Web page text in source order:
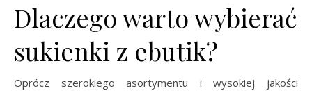
Dlaczego warto wybierać
sukienki z ebutik?
Oprócz szerokiego asortymentu i wysokiej jakości